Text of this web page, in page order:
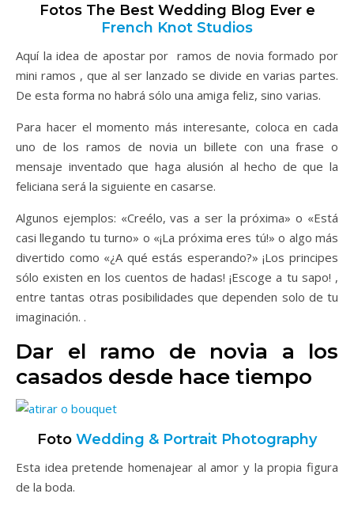
Fotos The Best Wedding Blog Ever e
French Knot Studios
Aquí la idea de apostar por ramos de novia formado por
mini ramos , que al ser lanzado se divide en varias partes.
De esta forma no habrá sólo una amiga feliz, sino varias.
Para hacer el momento más interesante, coloca en cada
uno de los ramos de novia un billete con una frase o
mensaje inventado que haga alusión al hecho de que la
feliciana será la siguiente en casarse.
Algunos ejemplos: «Creélo, vas a ser la próxima» o «Está
casi llegando tu turno» o «¡La próxima eres tú!» o algo más
divertido como «¿A qué estás esperando?» ¡Los principes
sólo existen en los cuentos de hadas! ¡Escoge a tu sapo! ,
entre tantas otras posibilidades que dependen solo de tu
imaginación. .
Dar el ramo de novia a los
casados desde hace tiempo
Foto Wedding & Portrait Photography
Esta idea pretende homenajear al amor y la propia figura
de la boda.